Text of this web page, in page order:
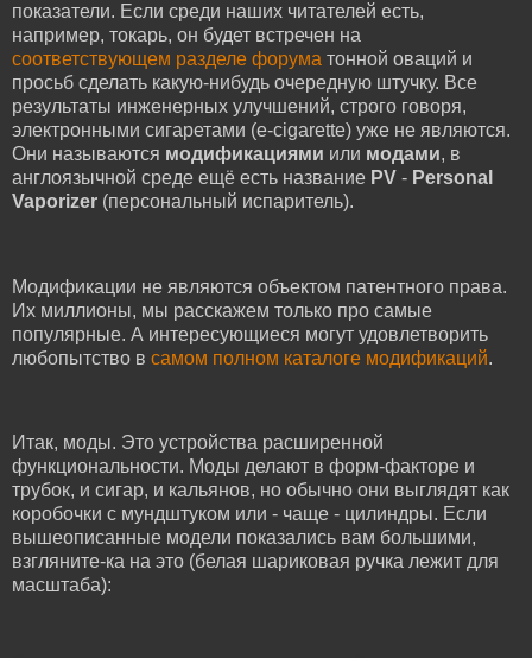
показатели. Если среди наших читателей есть,
например, токарь, он будет встречен на
соответствующем разделе форума тонной оваций и
просьб сделать какую-нибудь очередную штучку. Все
результаты инженерных улучшений, строго говоря,
электронными сигаретами (e-cigarette) уже не являются.
Они называются модификациями или модами, в
англоязычной среде ещё есть название PV - Personal
Vaporizer (персональный испаритель).
Модификации не являются объектом патентного права.
Их миллионы, мы расскажем только про самые
популярные. А интересующиеся могут удовлетворить
любопытство в самом полном каталоге модификаций.
Итак, моды. Это устройства расширенной
функциональности. Моды делают в форм-факторе и
трубок, и сигар, и кальянов, но обычно они выглядят как
коробочки с мундштуком или - чаще - цилиндры. Если
вышеописанные модели показались вам большими,
взгляните-ка на это (белая шариковая ручка лежит для
масштаба):